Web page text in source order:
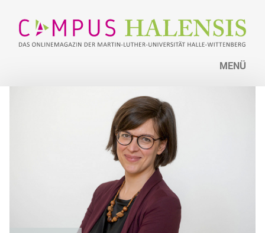
MENÜ